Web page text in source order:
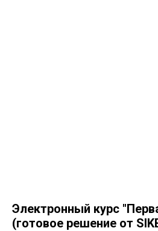
Электронный курс
(готовое решение от